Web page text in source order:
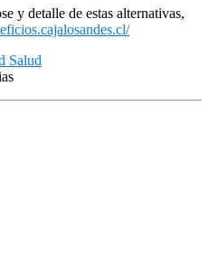
y detalle de estas alternativas,